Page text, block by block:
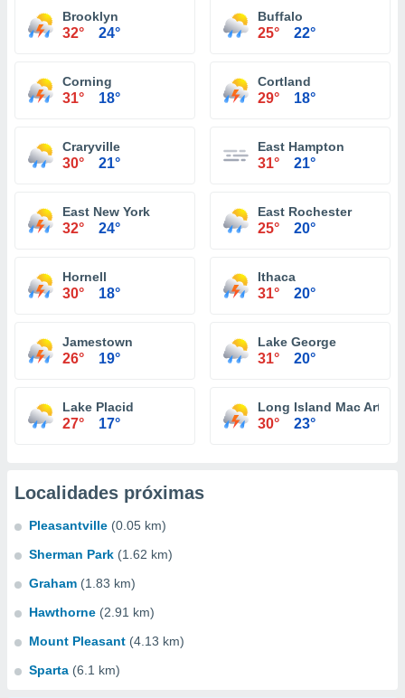
Brooklyn
32° 24°
Buffalo
25° 22°
Corning
31° 18°
Cortland
29° 18°
Craryville
30° 21°
East Hampton
31° 21°
East New York
32° 24°
East Rochester
25° 20°
Hornell
30° 18°
Ithaca
31° 20°
Jamestown
26° 19°
Lake George
31° 20°
Lake Placid
27° 17°
Long Island Mac
30° 23°
Localidades próximas
Pleasantville (0.05 km)
Sherman Park (1.62 km)
Graham (1.83 km)
Hawthorne (2.91 km)
Mount Pleasant (4.13 km)
Sparta (6.1 km)